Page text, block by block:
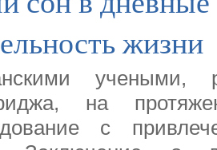
жизни
учеными,
на
с